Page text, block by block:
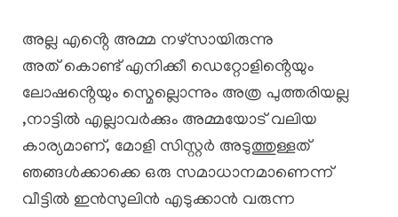
അല്ല എൻ്റെ അമ്മ നഴ്സായിരുന്നു
അത് കൊണ്ട് എനിക്കീ ഡെറ്റോളിൻ്റെയും
ലോഷൻ്റെയും സ്മെല്ലൊന്നും അത്ര പുത്തരിയല്ല
,നാട്ടിൽ എല്ലാവർക്കും അമ്മയോട് വലിയ
കാര്യമാണ്, മോളി സിസ്റ്റർ അടുത്തുള്ളത്
ഞങ്ങൾക്കാക്കെ ഒരു സമാധാനമാണെന്ന്
വീട്ടിൽ ഇൻസുലിൻ എടുക്കാൻ വരുന്ന